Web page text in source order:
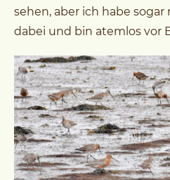
sehen, aber ich habe
dabei und bin atemlos vor